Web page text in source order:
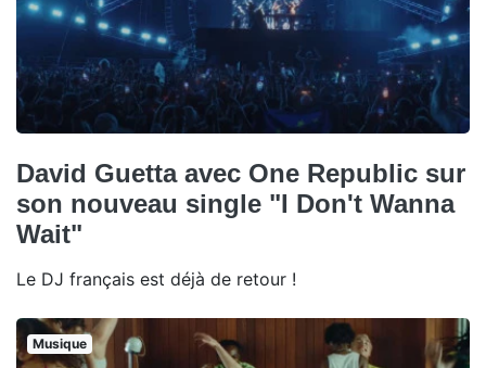
David Guetta avec One Republic sur
son nouveau single "I Don't Wanna
Wait"
Le DJ français est déjà de retour !
Musique